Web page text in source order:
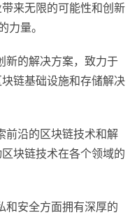
来无限的可能性和创新
力量。
新的解决方案，致力于
链基础设施和存储解决
前沿的区块链技术和解
块链技术在各个领域的
和安全方面拥有深厚的